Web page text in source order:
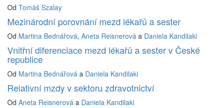
Od Tomáš Szalay
Mezinárodní porovnání mezd lékařů a sester
Od Martina Bednářová, Aneta Reisnerová a Daniela Kandilaki
Vnitřní diferenciace mezd lékařů a sester v České
republice
Od Martina Bednářová a Daniela Kandilaki
Relativní mzdy v sektoru zdravotnictví
Od Aneta Reisnerová a Daniela Kandilaki